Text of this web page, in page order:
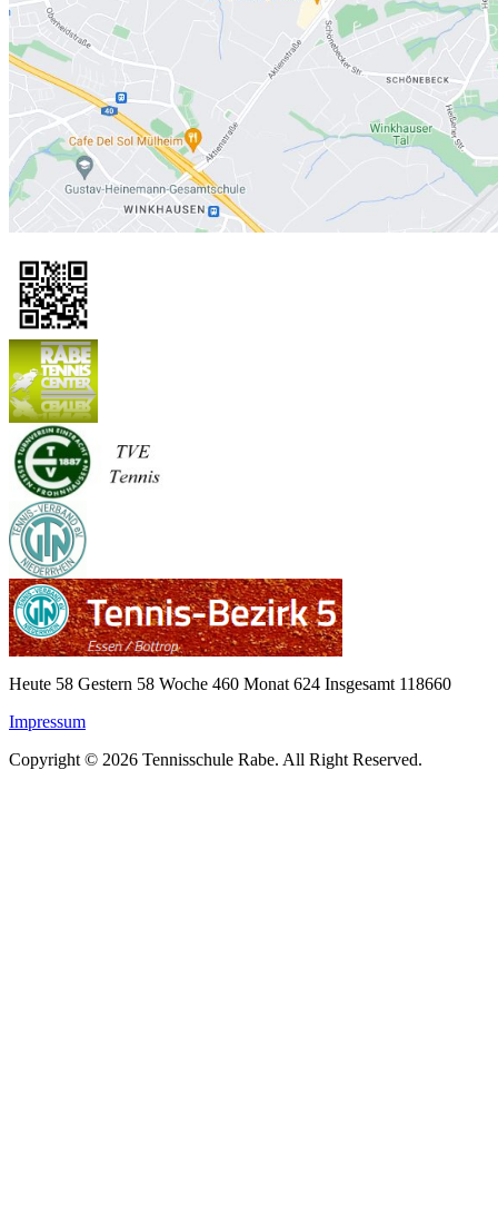
Heute 58 Gestern 58 Woche 460 Monat 624 Insgesamt 118660
Impressum
Copyright © 2026 Tennisschule Rabe. All Right Reserved.